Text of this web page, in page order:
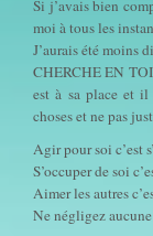
Si j’avais bien
moi à tous les
J’aurais été moins
CHERCHE EN
est à sa place et
choses et ne pas
Agir pour soi c’est
S’occuper de soi
Aimer les autres
Ne négligez